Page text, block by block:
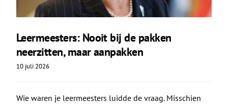
Leermeesters: Nooit bij de pakken
neerzitten, maar aanpakken
10 juli 2026
Wie waren je leermeesters luidde de vraag. Misschien